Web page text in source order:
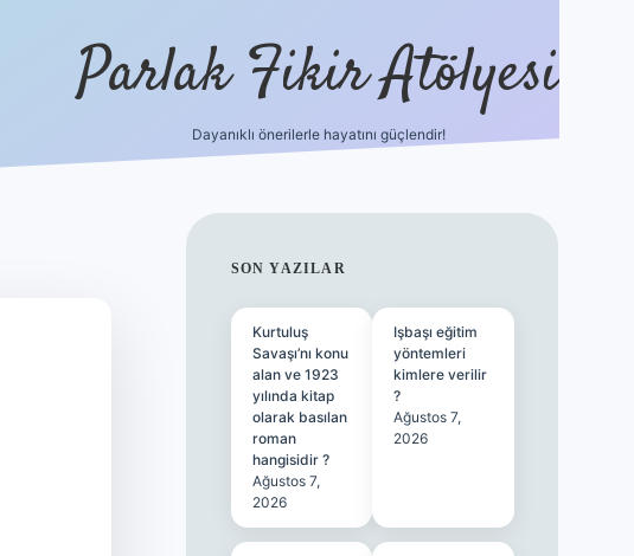
Parlak Fikir Atölyesi
Dayanıklı önerilerle hayatını güçlendir!
SIDEBAR
SON YAZILAR
Kurtuluş
Savaşı’nı konu
alan ve 1923
yılında kitap
olarak basılan
roman
hangisidir ?
Ağustos 7,
2026
Işbaşı eğitim
yöntemleri
kimlere verilir
?
Ağustos 7,
2026
ilbet casino